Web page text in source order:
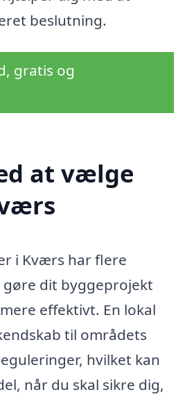
beslutning.
gratis og
at vælge
i Kværs har flere
dit byggeprojekt
effektivt. En lokal
til områdets
hvilket kan
når du skal sikre dig,